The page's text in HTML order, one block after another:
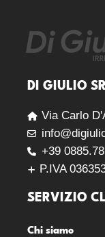
DI GIULIO
Via Carlo
+39
P.IVA
SERVIZIO
Chi siamo